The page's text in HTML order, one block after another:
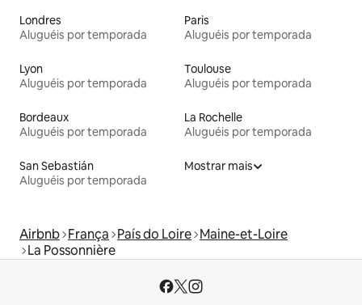
Londres
Aluguéis por temporada
Paris
Aluguéis por temporada
Lyon
Aluguéis por temporada
Toulouse
Aluguéis por temporada
Bordeaux
Aluguéis por temporada
La Rochelle
Aluguéis por temporada
San Sebastián
Aluguéis por temporada
Mostrar mais
Airbnb França País do Loire Maine-et-Loire
La Possonnière